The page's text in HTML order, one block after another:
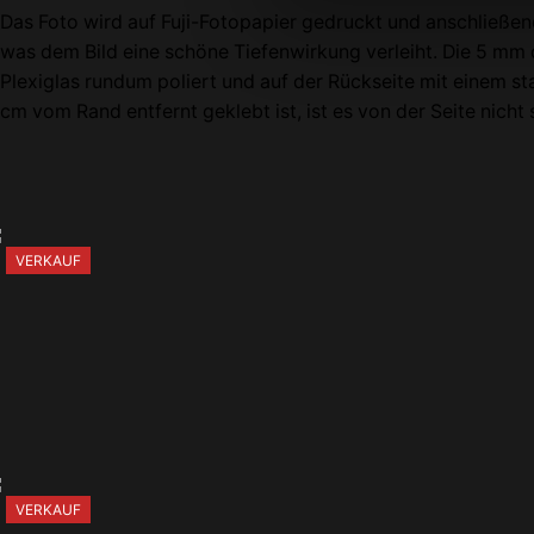
Das Foto wird auf Fuji-Fotopapier gedruckt und
was dem Bild eine schöne Tiefenwirkung verleiht. Die 5
Plexiglas rundum poliert und auf der Rückseite mit einem
cm vom Rand entfernt geklebt ist, ist es von der Seite
VERKAUF
VERKAUF